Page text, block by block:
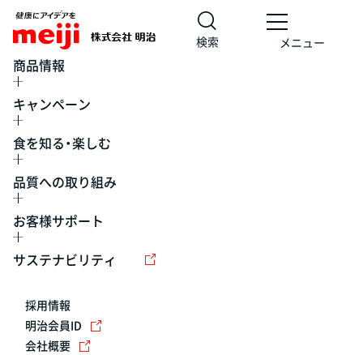
検索 メニュー
商品情報
キャンペーン
食を知る・楽しむ
品質への取り組み
お客様サポート
サステナビリティ
採用情報
明治会員ID
会社概要